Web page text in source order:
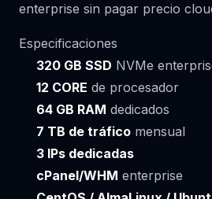
enterprise sin pagar precio
Especificaciones
320 GB SSD NVMe
12 CORE de procesador
64 GB RAM dedicados
7 TB de tráfico mensual
3 IPs dedicadas
cPanel/WHM enterprise